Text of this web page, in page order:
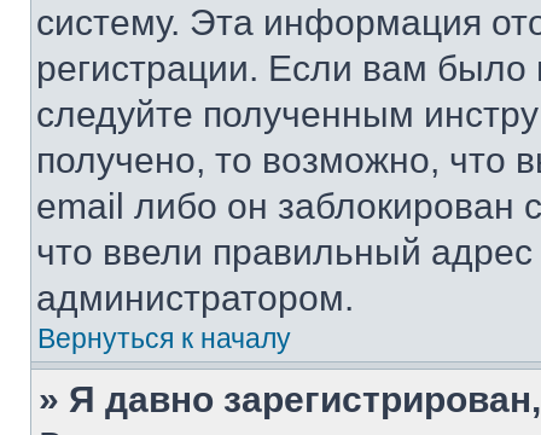
систему. Эта информация
регистрации. Если вам
следуйте полученным
получено, то возможно, что
email либо он
что ввели правильный адрес
администратором.
Вернуться к началу
» Я давно